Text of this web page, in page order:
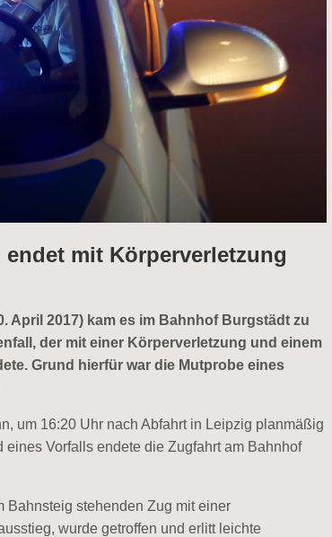
mit Körperverletzung
April 2017) kam es im Bahnhof Burgstädt zu
der mit einer Körperverletzung und einem
Grund hierfür war die Mutprobe eines
um 16:20 Uhr nach Abfahrt in Leipzig planmäßig
Vorfalls endete die Zugfahrt am Bahnhof
Bahnsteig stehenden Zug mit einer
wurde getroffen und erlitt leichte